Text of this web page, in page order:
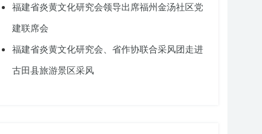
福建省炎黄文化研究会领导出席福州金汤社区党
建联席会
福建省炎黄文化研究会、省作协联合采风团走进
古田县旅游景区采风